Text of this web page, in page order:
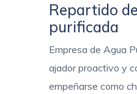
Repartido
purificada
Empresa de Agua
ajador proactivo y
empeñarse como